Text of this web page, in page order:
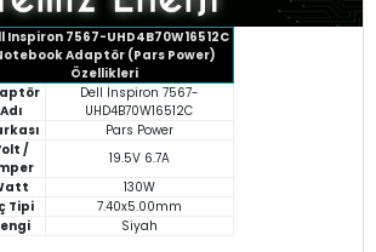
Inspiron 7567-UHD4B70W16512C
Adaptör (Pars Power)
Özellikleri
Adı
Dell Inspiron 7567-
UHD4B70W16512C
Pars Power
/
19.5V 6.7A
130W
Tipi
7.40x5.00mm
Siyah